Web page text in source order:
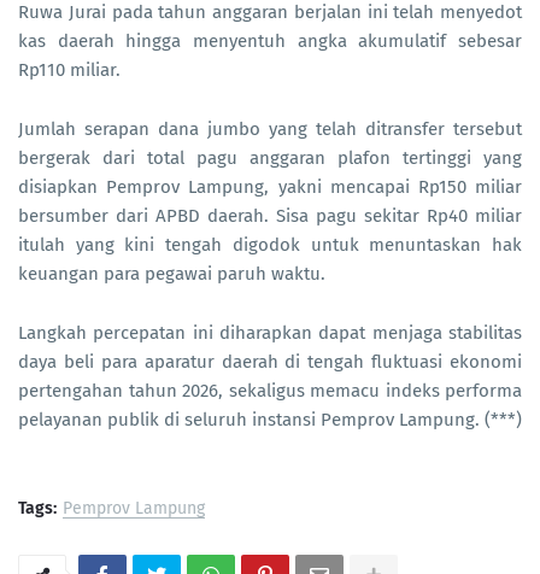
Ruwa Jurai pada tahun anggaran berjalan ini telah menyedot
kas daerah hingga menyentuh angka akumulatif sebesar
Rp110 miliar.
Jumlah serapan dana jumbo yang telah ditransfer tersebut
bergerak dari total pagu anggaran plafon tertinggi yang
disiapkan Pemprov Lampung, yakni mencapai Rp150 miliar
bersumber dari APBD daerah. Sisa pagu sekitar Rp40 miliar
itulah yang kini tengah digodok untuk menuntaskan hak
keuangan para pegawai paruh waktu.
Langkah percepatan ini diharapkan dapat menjaga stabilitas
daya beli para aparatur daerah di tengah fluktuasi ekonomi
pertengahan tahun 2026, sekaligus memacu indeks performa
pelayanan publik di seluruh instansi Pemprov Lampung. (***)
Tags: Pemprov Lampung